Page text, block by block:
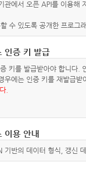
에서 오픈 API를 이용해
수 있도록 공개한 프로그
인증 키 발급
키를 발급받아야 합니다
우에는 인증 키를 재발급받
.
이용 안내
반의 데이터 형식, 갱신